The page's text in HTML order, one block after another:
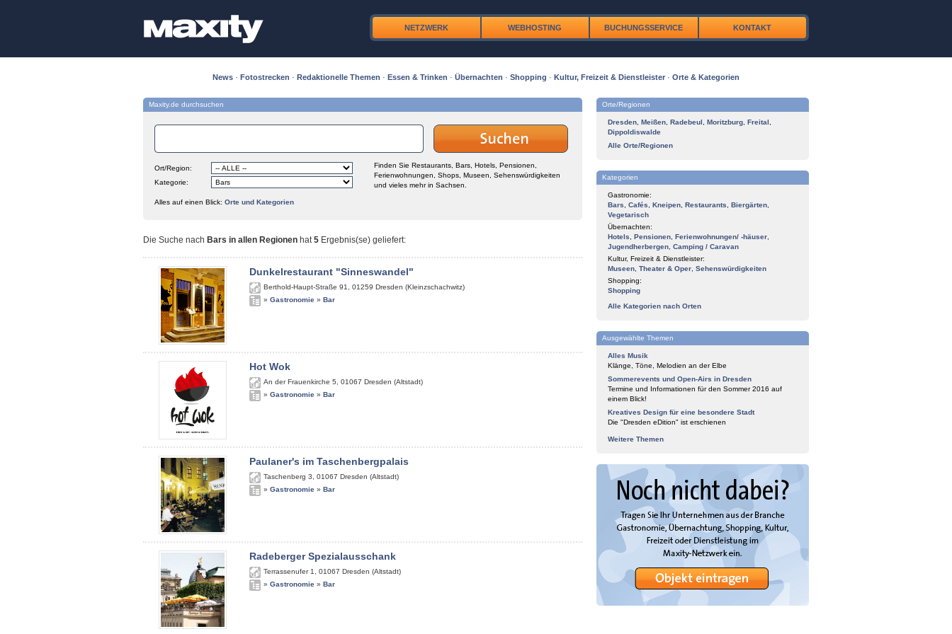
NETZWERK WEBHOSTING BUCHUNGSSERVICE KONTAKT
News · Fotostrecken · Redaktionelle Themen · Essen & Trinken · Übernachten · Shopping · Kultur, Freizeit & Dienstleister · Orte & Kategorien
Maxity.de durchsuchen
Ort/Region:
Kategorie:
Finden Sie Restaurants, Bars, Hotels, Pensionen,
Ferienwohnungen, Shops, Museen, Sehenswürdigkeiten
und vieles mehr in Sachsen.
Alles auf einen Blick: Orte und Kategorien
Die Suche nach Bars in allen Regionen hat5 Ergebnis(se) geliefert:
Dunkelrestaurant "Sinneswandel"
Berthold-Haupt-Straße 91 01259 Dresden (Kleinzschachwitz)
» Gastronomie » Bar
Hot Wok
An der Frauenkirche 5 01067 Dresden (Altstadt)
» Gastronomie » Bar
Paulaner's im Taschenbergpalais
Taschenberg 3 01067 Dresden (Altstadt)
» Gastronomie » Bar
Radeberger Spezialausschank
Terrassenufer 1 01067 Dresden (Altstadt)
» Gastronomie » Bar
Orte/Regionen
Dresden Meißen Radebeul Moritzburg Freital
Dippoldiswalde
Alle Orte/Regionen
Kategorien
Gastronomie:
Bars
Cafés Kneipen Restaurants Biergärten
Vegetarisch
Übernachten:
Hotels
Pensionen Ferienwohnungen/ -häuser
Jugendherbergen Camping / Caravan
Kultur, Freizeit & Dienstleister:
Museen Theater & Oper Sehenswürdigkeiten
Shopping:
Shopping
Alle Kategorien nach Orten
Ausgewählte Themen
Alles Musik
Klänge, Töne, Melodien an der Elbe
Sommerevents und Open-Airs in Dresden
Termine und Informationen für den Sommer 2016 auf
einem Blick!
Kreatives Design für eine besondere Stadt
Die "Dresden eDition" ist erschienen
Weitere Themen